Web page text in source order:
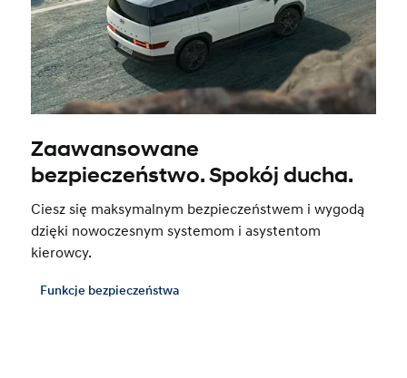
Zaawansowane
bezpieczeństwo. Spokój ducha.
Ciesz się maksymalnym bezpieczeństwem i wygodą
dzięki nowoczesnym systemom i asystentom
kierowcy.
Funkcje bezpieczeństwa